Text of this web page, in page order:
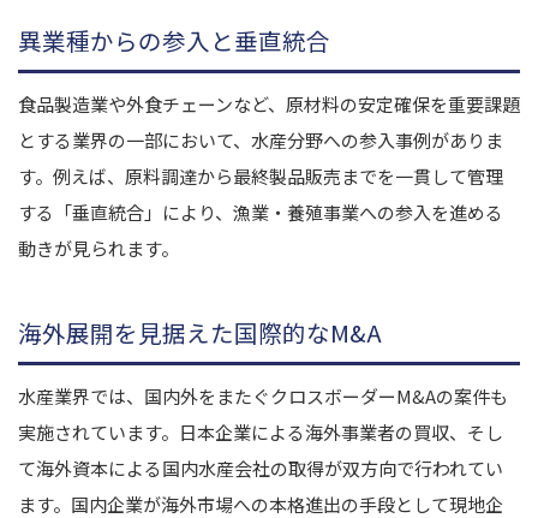
異業種からの参入と垂直統合
食品製造業や外食チェーンなど、原材料の安定確保を重要課題
とする業界の一部において、水産分野への参入事例がありま
す。例えば、原料調達から最終製品販売までを一貫して管理
する「垂直統合」により、漁業・養殖事業への参入を進める
動きが見られます。
海外展開を見据えた国際的なM&A
水産業界では、国内外をまたぐクロスボーダーM&Aの案件も
実施されています。日本企業による海外事業者の買収、そし
て海外資本による国内水産会社の取得が双方向で行われてい
ます。国内企業が海外市場への本格進出の手段として現地企